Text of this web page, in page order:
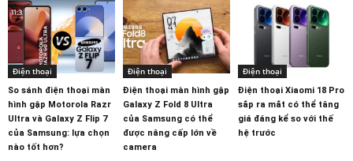
Điện thoại
So sánh điện thoại màn
hình gập Motorola Razr
Ultra và Galaxy Z Flip 7
của Samsung: lựa chọn
nào tốt hơn?
Điện thoại
Điện thoại màn hình gập
Galaxy Z Fold 8 Ultra
của Samsung có thể
được nâng cấp lớn về
camera
Điện thoại
Điện thoại Xiaomi 18 Pro
sắp ra mắt có thể tăng
giá đáng kể so với thế
hệ trước